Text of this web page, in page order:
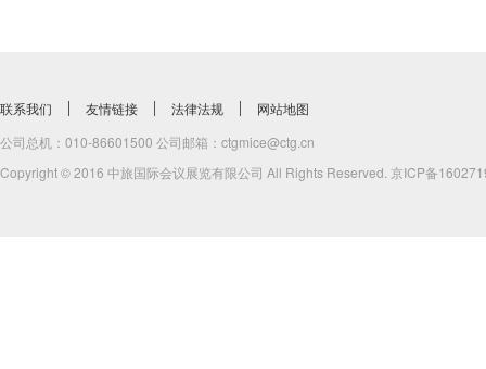
联系我们 友情链接 法律法规
网站地图
公司总机：010-86601500 公司邮箱：ctgmice@ctg.cn
Copyright © 2016 中旅国际会议展览有限公司 All Rights Reserved. 京ICP备